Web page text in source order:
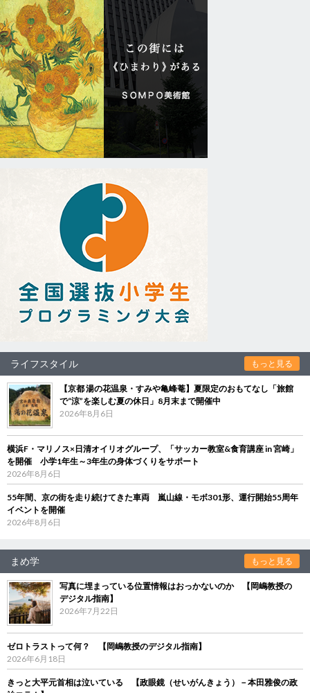
ライフスタイル もっと見る
【京都 湯の花温泉・すみや亀峰菴】夏限定のおもてなし「旅館
で“涼”を楽しむ夏の休日」8月末まで開催中
2026年8月6日
横浜F・マリノス×日清オイリオグループ、「サッカー教室&食育講座 in 宮崎」
を開催 小学1年生～3年生の身体づくりをサポート
2026年8月6日
55年間、京の街を走り続けてきた車両 嵐山線・モボ301形、運行開始55周年
イベントを開催
2026年8月6日
まめ学 もっと見る
写真に埋まっている位置情報はおっかないのか 【岡嶋教授の
デジタル指南】
2026年7月22日
ゼロトラストって何？ 【岡嶋教授のデジタル指南】
2026年6月18日
きっと大平元首相は泣いている 【政眼鏡（せいがんきょう）－本田雅俊の政